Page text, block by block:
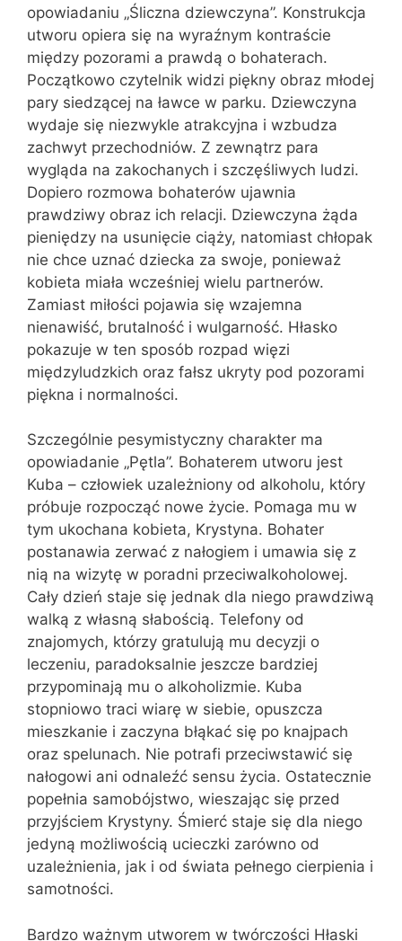
opowiadaniu „Śliczna dziewczyna”. Konstrukcja
utworu opiera się na wyraźnym kontraście
między pozorami a prawdą o bohaterach.
Początkowo czytelnik widzi piękny obraz młodej
pary siedzącej na ławce w parku. Dziewczyna
wydaje się niezwykle atrakcyjna i wzbudza
zachwyt przechodniów. Z zewnątrz para
wygląda na zakochanych i szczęśliwych ludzi.
Dopiero rozmowa bohaterów ujawnia
prawdziwy obraz ich relacji. Dziewczyna żąda
pieniędzy na usunięcie ciąży, natomiast chłopak
nie chce uznać dziecka za swoje, ponieważ
kobieta miała wcześniej wielu partnerów.
Zamiast miłości pojawia się wzajemna
nienawiść, brutalność i wulgarność. Hłasko
pokazuje w ten sposób rozpad więzi
międzyludzkich oraz fałsz ukryty pod pozorami
piękna i normalności.
Szczególnie pesymistyczny charakter ma
opowiadanie „Pętla”. Bohaterem utworu jest
Kuba – człowiek uzależniony od alkoholu, który
próbuje rozpocząć nowe życie. Pomaga mu w
tym ukochana kobieta, Krystyna. Bohater
postanawia zerwać z nałogiem i umawia się z
nią na wizytę w poradni przeciwalkoholowej.
Cały dzień staje się jednak dla niego prawdziwą
walką z własną słabością. Telefony od
znajomych, którzy gratulują mu decyzji o
leczeniu, paradoksalnie jeszcze bardziej
przypominają mu o alkoholizmie. Kuba
stopniowo traci wiarę w siebie, opuszcza
mieszkanie i zaczyna błąkać się po knajpach
oraz spelunach. Nie potrafi przeciwstawić się
nałogowi ani odnaleźć sensu życia. Ostatecznie
popełnia samobójstwo, wieszając się przed
przyjściem Krystyny. Śmierć staje się dla niego
jedyną możliwością ucieczki zarówno od
uzależnienia, jak i od świata pełnego cierpienia i
samotności.
Bardzo ważnym utworem w twórczości Hłaski